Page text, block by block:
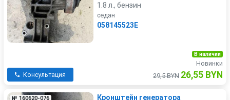
1.8 л., бензин
седан
058145523E
Консультация
В наличии
Новинки
29,5 BYN 26,55 BYN
№ 160620-076
Кронштейн генератора